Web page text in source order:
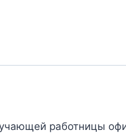
работницы